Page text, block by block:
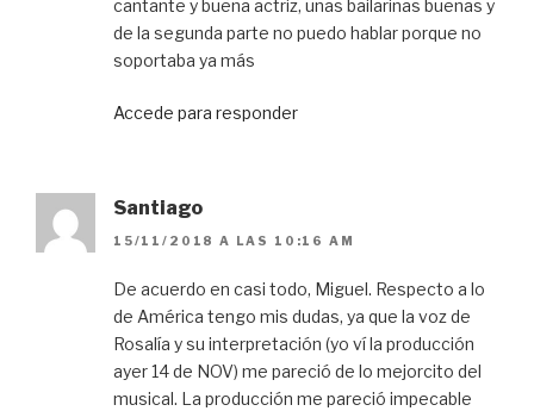
cantante y buena actriz, unas bailarinas buenas y
de la segunda parte no puedo hablar porque no
soportaba ya más
Accede para responder
Santiago
15/11/2018 A LAS 10:16 AM
De acuerdo en casi todo, Miguel. Respecto a lo
de América tengo mis dudas, ya que la voz de
Rosalía y su interpretación (yo ví la producción
ayer 14 de NOV) me pareció de lo mejorcito del
musical. La producción me pareció impecable